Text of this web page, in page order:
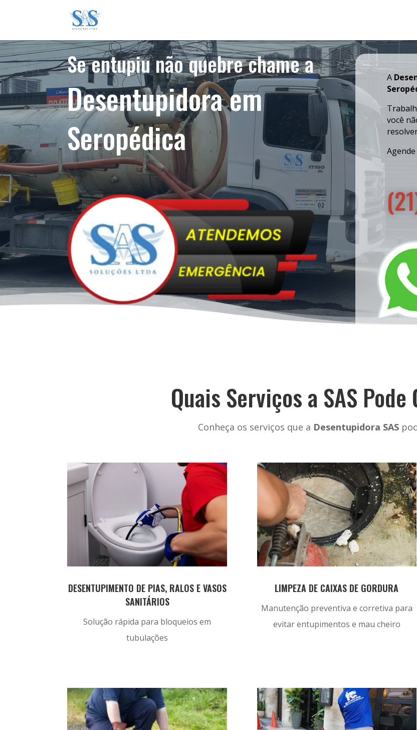
Se entupiu não quebre chame a
Desentupidora em
Seropédica
A
você
Quais Serviços a SAS
Conheça os serviços que a Desentupidora SAS
DESENTUPIMENTO DE PIAS, RALOS E VASOS
SANITÁRIOS
Solução rápida para bloqueios em
tubulações
LIMPEZA DE CAIXAS DE GORDURA
Manutenção preventiva e corretiva para
evitar entupimentos e mau cheiro